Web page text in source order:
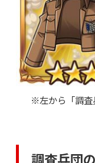
※左から「調査
調査兵団